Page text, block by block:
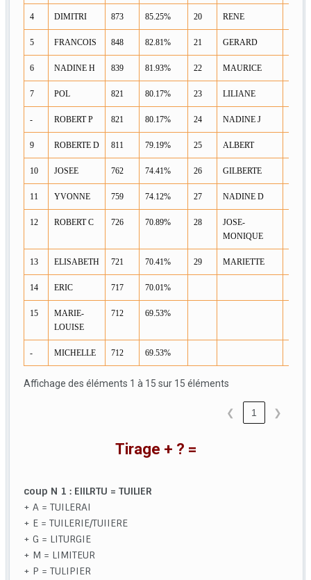
4 DIMITRI 873 85.25% 20 RENE
5 FRANCOIS 848 82.81% 21 GERARD
6 NADINE H 839 81.93% 22 MAURICE
7 POL 821 80.17% 23 LILIANE
- ROBERT P 821 80.17% 24 NADINE J
9 ROBERTE D 811 79.19% 25 ALBERT
10 JOSEE 762 74.41% 26 GILBERTE
11 YVONNE 759 74.12% 27 NADINE D
12 ROBERT C 726 70.89% 28
JOSE-
MONIQUE
13 ELISABETH 721 70.41% 29 MARIETTE
14 ERIC 717 70.01%
15
MARIE-
LOUISE
712 69.53%
- MICHELLE 712 69.53%
Affichage des éléments 1 à 15 sur 15 éléments
❮ 1 ❯
Tirage + ? =
coup N 1 : EIILRTU = TUILIER
+ A = TUILERAI
+ E = TUILERIE/TUIIERE
+ G = LITURGIE
+ M = LIMITEUR
+ P = TULIPIER